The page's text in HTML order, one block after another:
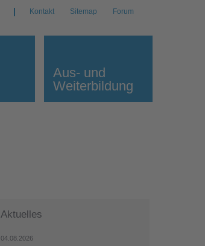
Kontakt Sitemap Forum
Aus- und
Weiterbildung
Aktuelles
04.08.2026